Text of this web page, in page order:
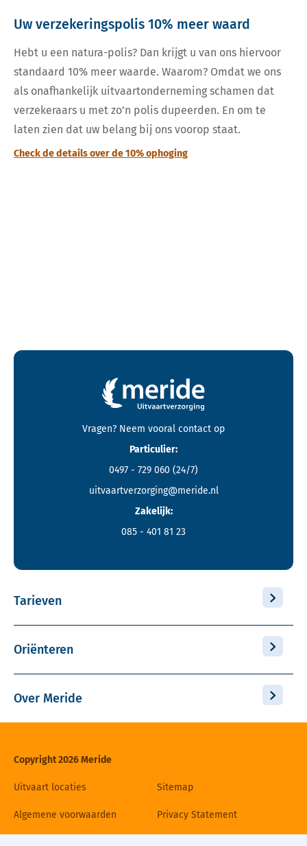
Uw verzekeringspolis 10% meer waard
Hebt u een natura-polis? Dan krijgt u van ons hiervoor
standaard 10% meer waarde. Waarom? Omdat we ons
als onafhankelijk uitvaartonderneming schamen dat
verzekeraars u met zo’n polis dupeerden. En om te
laten zien dat uw belang bij ons voorop staat.
Check de details over de 10% ophoging
Contactgegevens en footer menu van Meride
Vragen? Neem vooral contact op
Particulier:
0497 - 729 060 (24/7)
uitvaartverzorging@meride.nl
Zakelijk:
085 - 401 81 23
Tarieven
Oriënteren
Over Meride
Copyright 2026 Meride
Uitvaart locaties Sitemap
Algemene voorwaarden Privacy Statement